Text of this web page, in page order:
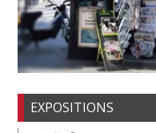
EXPOSITIONS